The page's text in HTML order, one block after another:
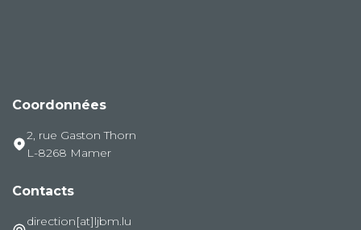
Coordonnées
2, rue Gaston Thorn
L-8268 Mamer
Contacts
direction[at]ljbm.lu